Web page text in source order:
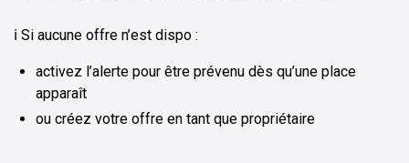
ℹ️ Si aucune offre n’est dispo :
activez l’alerte pour être prévenu dès qu’une place
apparaît
ou créez votre offre en tant que propriétaire